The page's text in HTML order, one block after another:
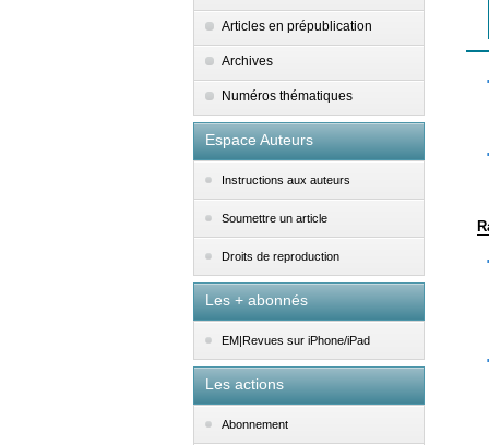
Articles en prépublication
Archives
Numéros thématiques
Espace Auteurs
Instructions aux auteurs
Soumettre un article
Droits de reproduction
Les + abonnés
EM|Revues sur iPhone/iPad
Les actions
Abonnement